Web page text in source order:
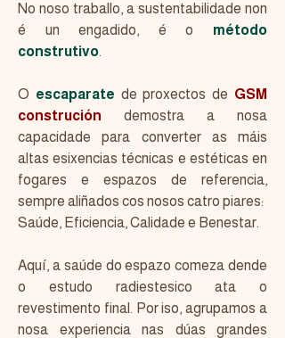
No noso traballo, a sustentabilidade non
é un engadido, é o método
construtivo.
O escaparate de proxectos de GSM
construción demostra a nosa
capacidade para converter as máis
altas esixencias técnicas e estéticas en
fogares e espazos de referencia,
sempre aliñados cos nosos catro piares:
Saúde, Eficiencia, Calidade e Benestar.
Aquí, a saúde do espazo comeza dende
o estudo radiestesico ata o
revestimento final. Por iso, agrupamos a
nosa experiencia nas dúas grandes